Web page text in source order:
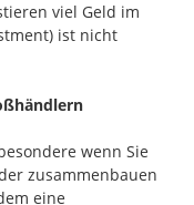
viel Geld im
ist nicht
wenn Sie
zusammenbauen
eine